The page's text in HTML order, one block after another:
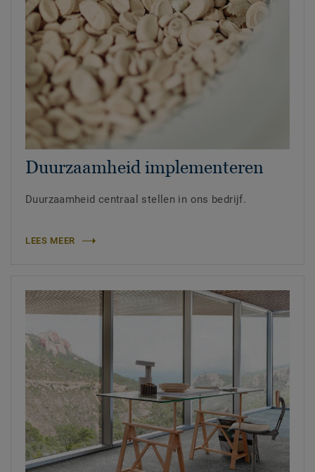
Duurzaamheid implementeren
Duurzaamheid centraal stellen in ons bedrijf.
LEES MEER